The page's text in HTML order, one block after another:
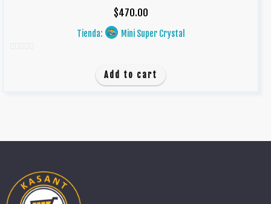
$470.00
Tienda: Mini Super Crystal
Add to cart